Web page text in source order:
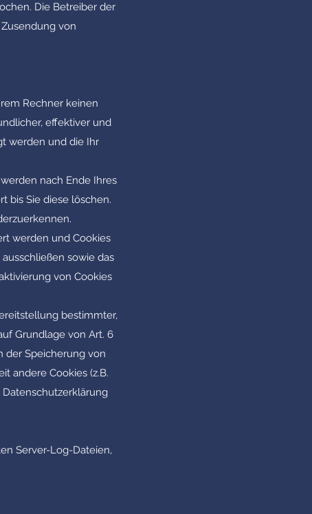
Die Betreiber der
von
Rechner keinen
effektiver und
werden und die Ihr
nach Ende Ihres
bis Sie diese löschen.
werden und Cookies
sowie das
von Cookies
bestimmter,
Grundlage von Art. 6
der Speicherung von
andere Cookies (z.B.
Server-Log-Dateien,